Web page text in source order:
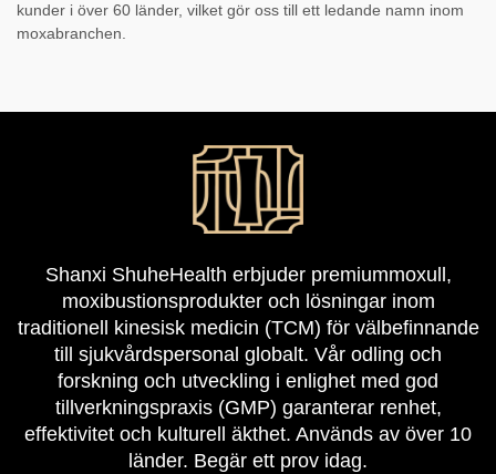
kunder i över 60 länder, vilket gör oss till ett ledande namn inom
moxabranchen.
Shanxi ShuheHealth erbjuder premiummoxull,
moxibustionsprodukter och lösningar inom
traditionell kinesisk medicin (TCM) för välbefinnande
till sjukvårdspersonal globalt. Vår odling och
forskning och utveckling i enlighet med god
tillverkningspraxis (GMP) garanterar renhet,
effektivitet och kulturell äkthet. Används av över 10
länder. Begär ett prov idag.